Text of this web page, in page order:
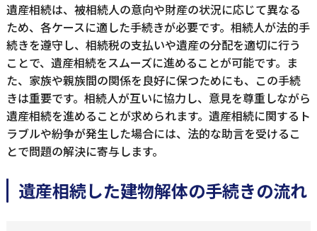
遺産相続は、被相続人の意向や財産の状況に応じて異なる
ため、各ケースに適した手続きが必要です。相続人が法的手
続きを遵守し、相続税の支払いや遺産の分配を適切に行う
ことで、遺産相続をスムーズに進めることが可能です。ま
た、家族や親族間の関係を良好に保つためにも、この手続
きは重要です。相続人が互いに協力し、意見を尊重しながら
遺産相続を進めることが求められます。遺産相続に関するト
ラブルや紛争が発生した場合には、法的な助言を受けるこ
とで問題の解決に寄与します。
遺産相続した建物解体の手続きの流れ